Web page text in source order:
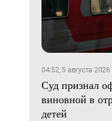
04:52, 5 августа 2026
Суд признал
виновной в
детей